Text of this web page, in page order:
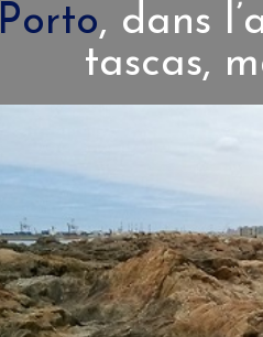
Porto, dans
tascas,